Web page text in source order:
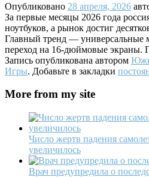
Опубликовано 28 апреля, 2026
За первые месяцы 2026 года
ноутбуков, а рынок достиг
Главный тренд — универсальные
переход на 16-дюймовые экраны.
Запись опубликована автором
Игры. Добавьте в закладки
More from my site
Число жертв падения
увеличилось
Врач предупредила о